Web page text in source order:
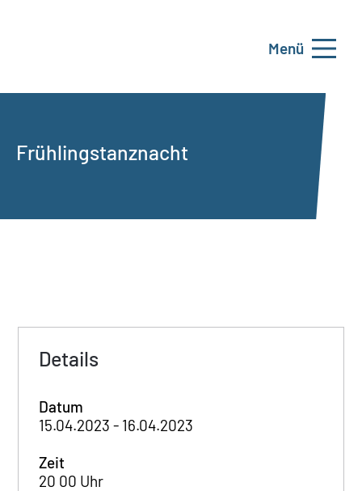
Menü
Frühlingstanznacht
Details
Datum
15.04.2023 - 16.04.2023
Zeit
20 00 Uhr